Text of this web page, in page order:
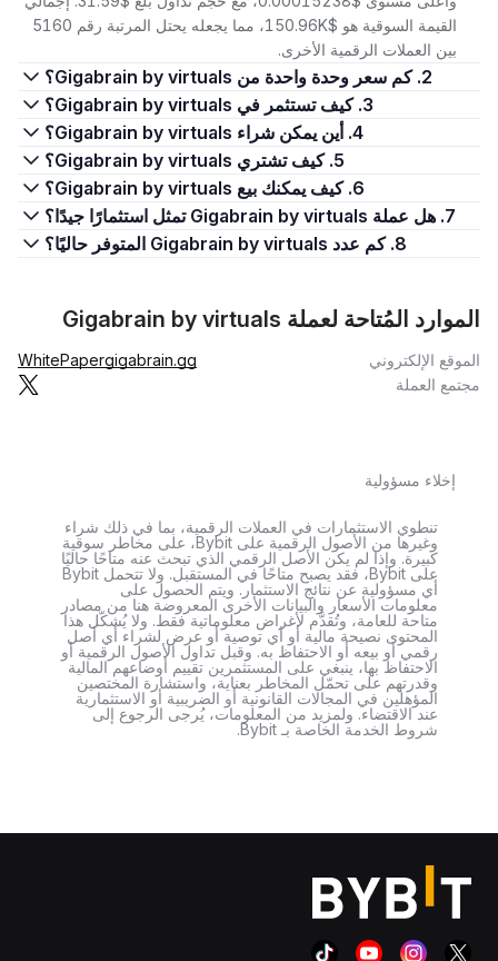
القيمة السوقية هو $150.96K، مما يجعله يحتل المرتبة رقم 5160
بين العملات الرقمية الأخرى.
2. كم سعر وحدة واحدة من Gigabrain by virtuals؟
3. كيف تستثمر في Gigabrain by virtuals؟
4. أين يمكن شراء Gigabrain by virtuals؟
5. كيف تشتري Gigabrain by virtuals؟
6. كيف يمكنك بيع Gigabrain by virtuals؟
7. هل عملة Gigabrain by virtuals تمثل استثمارًا جيدًا؟
8. كم عدد Gigabrain by virtuals المتوفر حاليًا؟
الموارد المُتاحة لعملة Gigabrain by virtuals
الموقع الإلكتروني gigabrain.gg
WhitePaper
مجتمع العملة
إخلاء مسؤولية
تنطوي الاستثمارات في العملات الرقمية، بما في ذلك شراء
وغيرها من الأصول الرقمية على Bybit، على مخاطر سوقية
كبيرة. وإذا لم يكن الأصل الرقمي الذي تبحث عنه متاحًا حاليًا
على Bybit، فقد يصبح متاحًا في المستقبل. ولا تتحمل Bybit
أي مسؤولية عن نتائج الاستثمار. ويتم الحصول على
معلومات الأسعار والبيانات الأخرى المعروضة هنا من مصادر
متاحة للعامة، وتُقدَّم لأغراض معلوماتية فقط. ولا يُشكّل هذا
المحتوى نصيحة مالية أو أي توصية أو عرض لشراء أي أصل
رقمي أو بيعه أو الاحتفاظ به. وقبل تداول الأصول الرقمية أو
الاحتفاظ بها، ينبغي على المستثمرين تقييم أوضاعهم المالية
وقدرتهم على تحمّل المخاطر بعناية، واستشارة المختصين
المؤهلين في المجالات القانونية أو الضريبية أو الاستثمارية
عند الاقتضاء. ولمزيد من المعلومات، يُرجى الرجوع إلى
شروط الخدمة الخاصة بـ Bybit.